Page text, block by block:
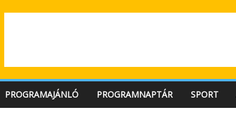
PROGRAMAJÁNLÓ PROGRAMNAPTÁR SPORT